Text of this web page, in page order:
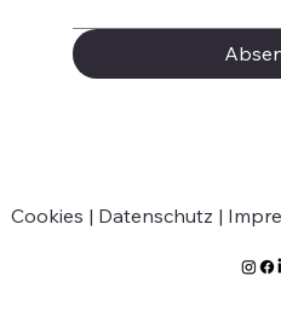
Cookies | Datenschutz |